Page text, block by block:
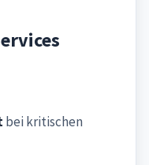
bei kritischen